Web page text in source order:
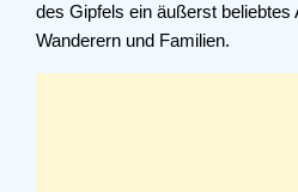
des Gipfels ein äußerst beliebtes
Wanderern und Familien.